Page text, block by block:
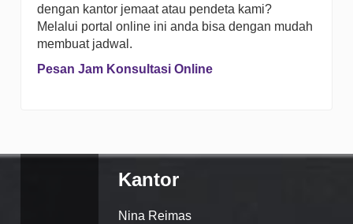
dengan kantor jemaat atau pendeta kami?
Melalui portal online ini anda bisa dengan mudah
membuat jadwal.
Pesan Jam Konsultasi Online
Kantor
Nina Reimas